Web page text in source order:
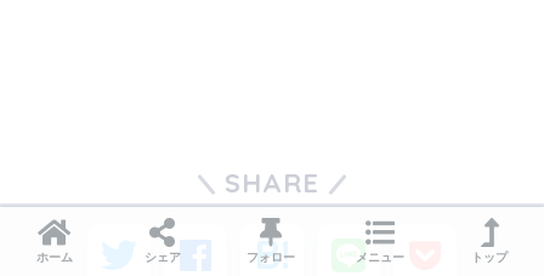
SHARE
ホーム シェア フォロー メニュー トップ